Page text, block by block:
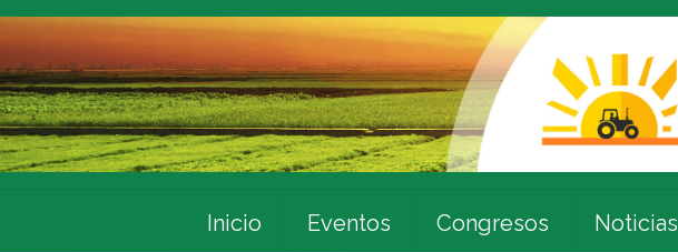
Inicio Eventos Congresos Noticias